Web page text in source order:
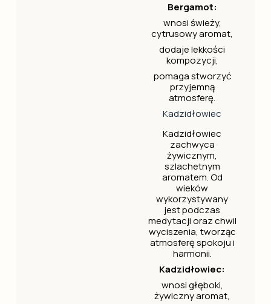
Bergamot:
wnosi świeży,
cytrusowy aromat,
dodaje lekkości
kompozycji,
pomaga stworzyć
przyjemną
atmosferę.
Kadzidłowiec
Kadzidłowiec
zachwyca
żywicznym,
szlachetnym
aromatem. Od
wieków
wykorzystywany
jest podczas
medytacji oraz chwil
wyciszenia, tworząc
atmosferę spokoju i
harmonii.
Kadzidłowiec:
wnosi głęboki,
żywiczny aromat,